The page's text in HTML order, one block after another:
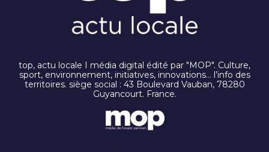
top, actu locale I média digital édité par "MOP". Culture,
sport, environnement, initiatives, innovations… l’info des
territoires. siège social : 43 Boulevard Vauban, 78280
Guyancourt. France.